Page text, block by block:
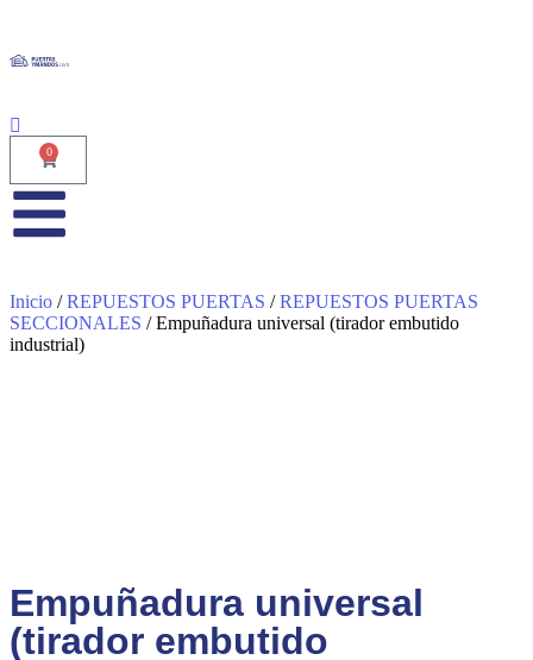
0
Inicio /REPUESTOS PUERTAS /REPUESTOS PUERTAS
SECCIONALES / Empuñadura universal (tirador embutido
industrial)
Empuñadura universal
(tirador embutido